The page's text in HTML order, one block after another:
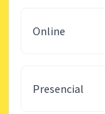
Online
Presencial